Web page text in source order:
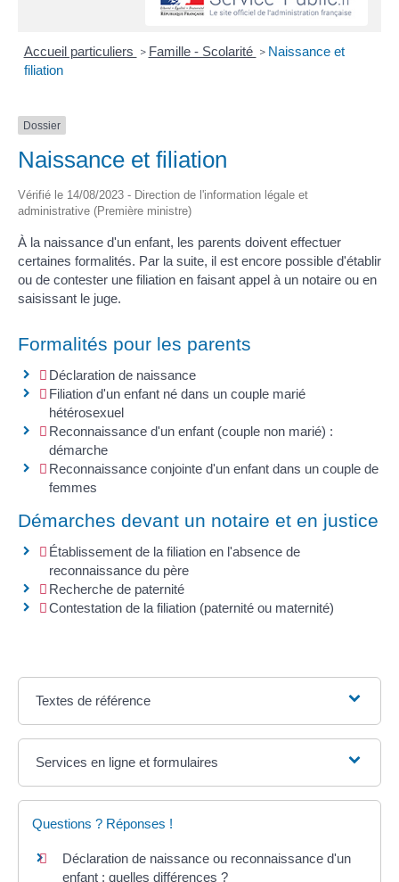
Accueil particuliers > Famille - Scolarité > Naissance et
filiation
Dossier
Naissance et filiation
Vérifié le 14/08/2023 - Direction de l'information légale et
administrative (Première ministre)
À la naissance d'un enfant, les parents doivent effectuer
certaines formalités. Par la suite, il est encore possible d'établir
ou de contester une filiation en faisant appel à un notaire ou en
saisissant le juge.
Formalités pour les parents
Déclaration de naissance
Filiation d'un enfant né dans un couple marié
hétérosexuel
Reconnaissance d'un enfant (couple non marié) :
démarche
Reconnaissance conjointe d'un enfant dans un couple de
femmes
Démarches devant un notaire et en justice
Établissement de la filiation en l'absence de
reconnaissance du père
Recherche de paternité
Contestation de la filiation (paternité ou maternité)
Textes de référence
Services en ligne et formulaires
Questions ? Réponses !
Déclaration de naissance ou reconnaissance d'un
enfant : quelles différences ?